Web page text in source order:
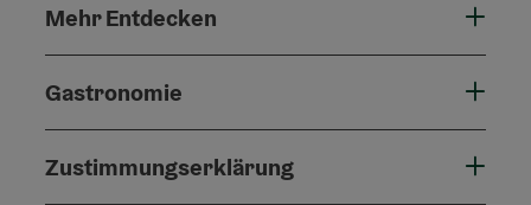
Mehr Entdecken
Gastronomie
Zustimmungserklärung